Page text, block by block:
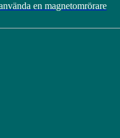
en magnetomrörare